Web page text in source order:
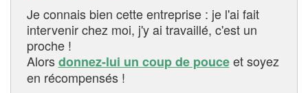
Je connais bien cette entreprise : je l'ai fait
intervenir chez moi, j'y ai travaillé, c'est un
proche !
Alorsdonnez-lui un coup de pouceet soyez
en récompensés !